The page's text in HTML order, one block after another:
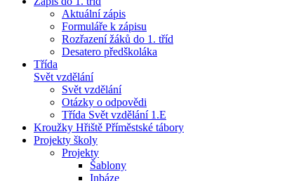
Aktuální zápis
Formuláře k zápisu
Rozřazení žáků do 1. tříd
Desatero předškoláka
Třída
Svět vzdělání
Svět vzdělání
Otázky o odpovědi
Třída Svět vzdělání 1.E
Kroužky Hřiště Příměstské tábory
Projekty školy
Projekty
Šablony
Inbáze